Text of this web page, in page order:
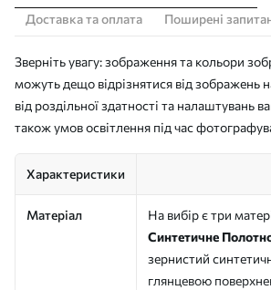
Доставка та оплата
Поширені
Зверніть увагу: зображення та кольори
можуть дещо відрізнятися від зображень
від роздільної здатності та налаштувань
також умов освітлення під час
Характеристики
Матеріал
На вибір є три
Синтетичне
зернистий
глянцевою